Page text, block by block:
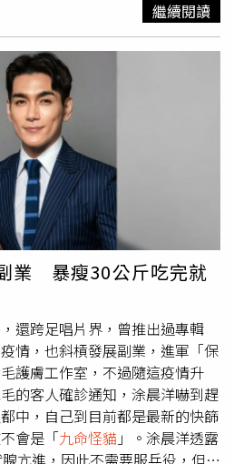
發現地上到處都是玻璃碎片，奧
，再摔到地上，估計牠是受傷
了1000泰銖（約新台幣880
物。對此，車主說，他也是一位
生氣，之後他也更新貓的最新狀
和排泄，身體沒有任何傷口或瘀
」
繼續閱讀
業 暴瘦30公斤吃完就
還跨足唱片界，曾推出過專輯
情，也斜槓發展副業，進軍「保
護膚工作室，不過隨這疫情升
的客人確診通知，涂晨洋嚇到趕
中，自己到目前都是最新的快篩
會是「九命怪貓 」。涂晨洋透露